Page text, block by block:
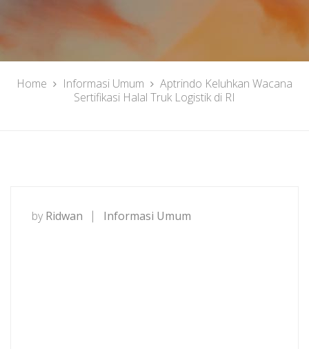
Home Informasi Umum
Aptrindo Keluhkan Wacana
Sertifikasi Halal Truk Logistik di RI
by Ridwan Informasi Umum